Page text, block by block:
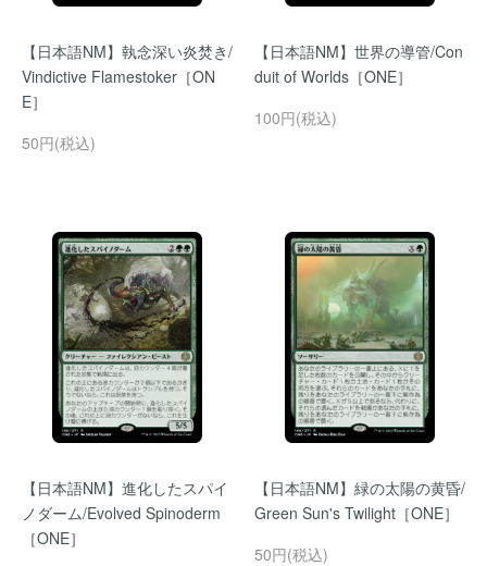
【日本語NM】執念深い炎焚き/
Vindictive Flamestoker［ON
E］
50円(税込)
【日本語NM】世界の導管/Con
duit of Worlds［ONE］
100円(税込)
【日本語NM】進化したスパイ
ノダーム/Evolved Spinoderm
［ONE］
【日本語NM】緑の太陽の黄昏/
Green Sun's Twilight［ONE］
50円(税込)